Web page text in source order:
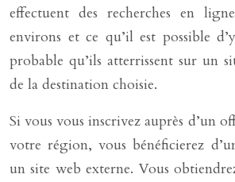
effectuent des recherches en
environs et ce qu’il est possible
probable qu’ils atterrissent sur un
de la destination choisie.
Si vous vous inscrivez auprès d’un
votre région, vous bénéficierez
un site web externe. Vous